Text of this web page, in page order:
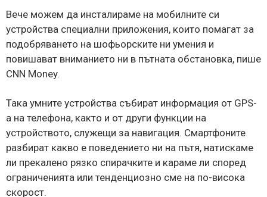
Вече можем да инсталираме на мобилните си
устройства специални приложения, които помагат за
подобряването на шофьорските ни умения и
повишават вниманието ни в пътната обстановка, пише
CNN Money.
Така умните устройства събират информация от GPS-
а на телефона, както и от други функции на
устройството, служещи за навигация. Смартфоните
разбират какво е поведението ни на пътя, натискаме
ли прекалено рязко спирачките и караме ли според
ограниченията или тенденциозно сме на по-висока
скорост.